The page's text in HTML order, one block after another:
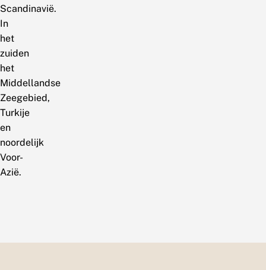
Scandinavië.
In
het
zuiden
het
Middellandse
Zeegebied,
Turkije
en
noordelijk
Voor-
Azië.